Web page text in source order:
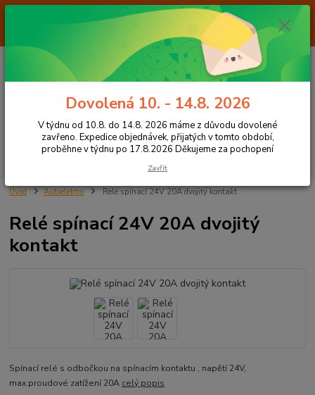
Od 7.8. do 14.8. 2026 máme z důvodu dovolené ZAVŘENO. Expedice
objednávek, přijatých v tomto období, proběhne v týdnu po 17.8.2026
Děkujeme za pochopení
CZK
Hledat
+420 605 283 713
za0,00 Kč
Úvod Autoelektro Relé spínací 24V 20A dvojitý kontakt
Relé spínací 24V 20A dvojitý
kontakt
Spínací relé s odbočkou na spínacím kontaktu , napětí 24V,
max.proudové zatížení 20A celý popis
Dovolená 10. - 14.8. 2026
V týdnu od 10.8. do 14.8. 2026 máme z důvodu dovolené
zavřeno. Expedice objednávek, přijatých v tomto období,
proběhne v týdnu po 17.8.2026 Děkujeme za pochopení
Zavřít